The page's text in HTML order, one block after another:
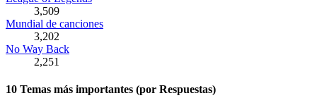
3,509
Mundial de canciones
3,202
No Way Back
2,251
10 Temas más importantes (por Respuestas)